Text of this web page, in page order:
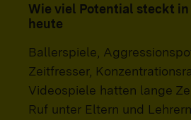
Wie viel Potential steckt in
heute
Ballerspiele,
Zeitfresser,
Videospiele hatten lange
Ruf unter Eltern und